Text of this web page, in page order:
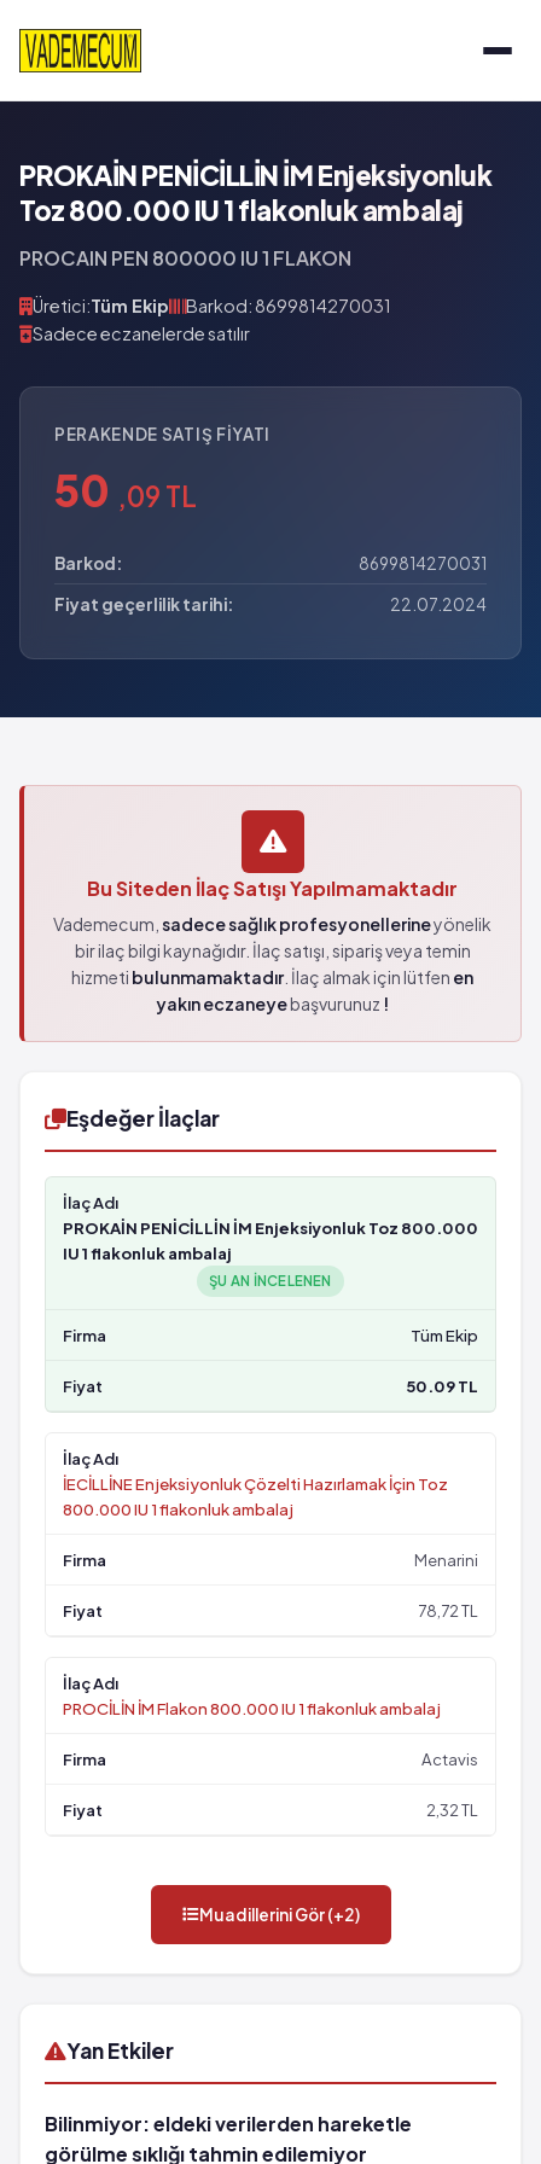
PROKAİN PENİCİLLİN İM Enjeksiyonluk
Toz 800.000 IU 1 flakonluk ambalaj
PROCAIN PEN 800000 IU 1 FLAKON
Üretici:Tüm Ekip
Barkod: 8699814270031
Sadece eczanelerde satılır
PERAKENDE SATIŞ FIYATI
50 ,09 TL
Barkod:
8699814270031
Fiyat geçerlilik tarihi:
22.07.2024
Bu Siteden İlaç Satışı Yapılmamaktadır
Vademecum, sadece sağlık profesyonellerineyönelik
bir ilaç bilgi kaynağıdır. İlaç satışı, sipariş veya temin
hizmeti bulunmamaktadır. İlaç almak için lütfen en
yakın eczaneyebaşvurunuz !
Eşdeğer İlaçlar
PROKAİN PENİCİLLİN İM Enjeksiyonluk Toz 800.000
IU 1 flakonluk ambalaj
ŞU AN INCELENEN
Tüm Ekip
50.09 TL
İECİLLİNE Enjeksiyonluk Çözelti Hazırlamak İçin Toz
800.000 IU 1 flakonluk ambalaj
Menarini
78,72 TL
PROCİLİN İM Flakon 800.000 IU 1 flakonluk ambalaj
Actavis
2,32 TL
Muadillerini Gör (+2)
Yan Etkiler
Bilinmiyor: eldeki verilerden hareketle
görülme sıklığı tahmin edilemiyor